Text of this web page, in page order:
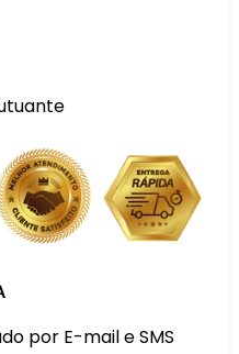
por E-mail e SMS